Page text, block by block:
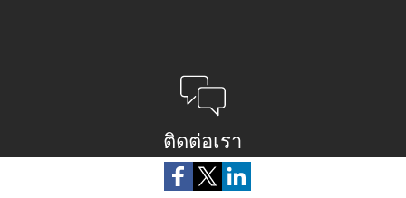
ติดต่อเรา
แจ้งให้เราทราบว่าเราจะช่วยคุณได้อย่างไร